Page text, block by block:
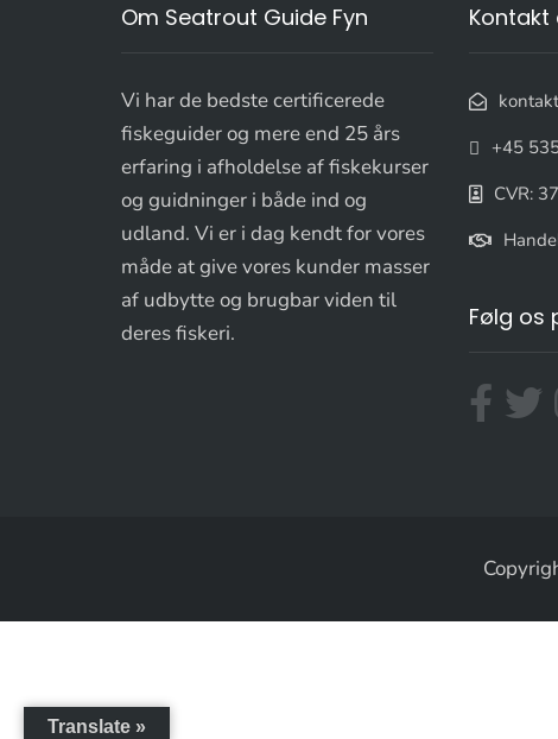
Om Seatrout Guide Fyn
Vi har de bedste certificerede
fiskeguider og mere end 25 års
erfaring i afholdelse af fiskekurser
og guidninger i både ind og
udland. Vi er i dag kendt for vores
måde at give vores kunder masser
af udbytte og brugbar viden til
deres fiskeri.
Kontakt
+45
CVR:
Følg os
Translate »